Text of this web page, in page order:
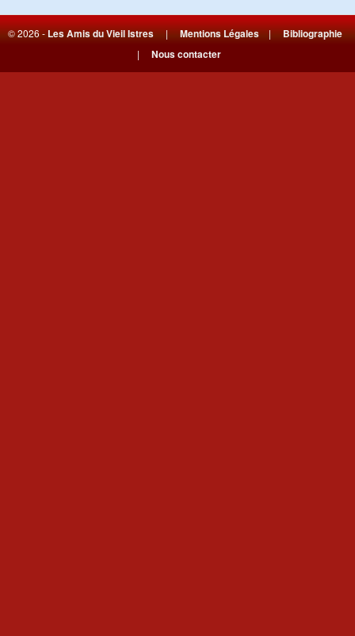
© 2026 -Les Amis du Vieil Istres|Mentions Légales|Bibliographie
| Nous contacter